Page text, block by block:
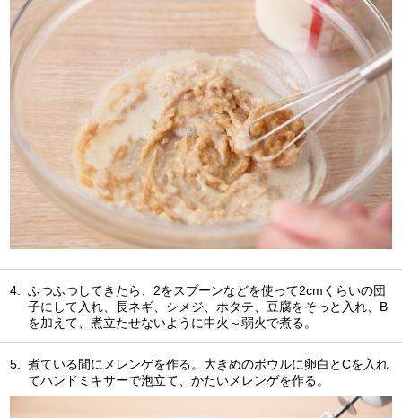
4.
ふつふつしてきたら、2をスプーンなどを使って2cmくらいの団
子にして入れ、長ネギ、シメジ、ホタテ、豆腐をそっと入れ、B
を加えて、煮立たせないように中火～弱火で煮る。
5.
煮ている間にメレンゲを作る。大きめのボウルに卵白とCを入れ
てハンドミキサーで泡立て、かたいメレンゲを作る。